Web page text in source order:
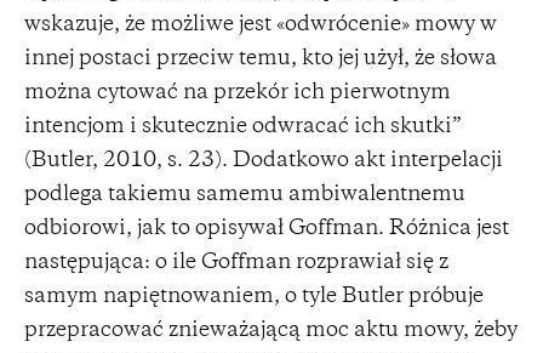
wskazuje, że możliwe jest «odwrócenie» mowy w
innej postaci przeciw temu, kto jej użył, że słowa
można cytować na przekór ich pierwotnym
intencjom i skutecznie odwracać ich skutki”
(Butler, 2010, s. 23). Dodatkowo akt interpelacji
podlega takiemu samemu ambiwalentnemu
odbiorowi, jak to opisywał Goffman. Różnica jest
następująca: o ile Goffman rozprawiał się z
samym napiętnowaniem, o tyle Butler próbuje
przepracować znieważającą moc aktu mowy, żeby